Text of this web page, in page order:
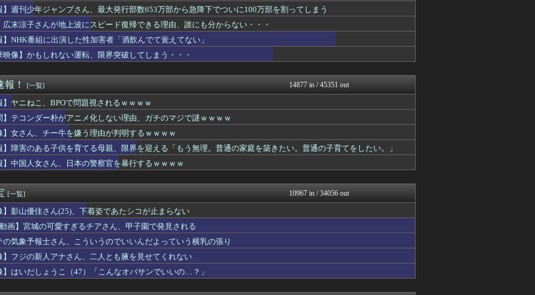
、懲役7年を求刑される
ゴールデンタイムズ
、一般人のツイートに反撃開始ｗｗｗｗｗｗｗｗｗｗｗｗｗ
なんJ PRIDE
美味しかったのよ」私「お取り寄せしたの？」→返ってきた答え...
似したからだろ 〜 【なぜ韓国にはキム姓が多いのか】 韓国の...
いスマホあるらしいね。じゃあデータ管理どうしてるの...
かせまと！
ァン、大谷翔平にブチギレてしまう！！！！！！
NEWSまとめもりー｜2c...
して18時から4試合深夜までやれば涼しいまま試合出来るじゃ...
なんじぇいスタジアム＠なん...
マンガグッズを“大量注文しキャンセル”繰り返したか 女逮捕 ...
ラビット速報
ンプさん、最大発行部数653万部から急降下でついに100万...
相､円安を阻止するために日米の通貨当局が実施した為替介入は...
の党員から銀行口座を作る権利を剥奪、そのせいで皮肉すぎる展...
U-1 NEWS.
運転、限界突破
】夏色の生命、誕生の瞬間！甘々なホットケーキ
トレンドの通り道
に食べられない日本料理第1位wwwwwwwww
、義父から資産一覧を送るよう求められた。数日後には葬儀費用...
修羅場ライフ速報
』の序盤で頑張ってせいれいのよろい買うか？
げぇ速
、胸元ガッツリ衣装でエ○チなYCを堂々披露ｗｗｗｗｗ
女子アナお宝画像速報－5c...
供を育てる母親、限界を迎える「もう無理。普通の家庭を築きた...
事件、幹部の男に懲役20年の有罪判決確定！！！
つに2期がない理由・・・
おたくみくす 声優まとめ
し活ゾーンへ」バスタ新宿～海浜幕張間の高速バスが運行スター...
AKB48タイムズ（AKB...
、たったの30〜90万円と判明ｗｗｗｗｗｗｗｗｗｗｗ
表【令和最新完全版】がヤバすぎる！！！
AVのパッケージにしか見えん商品宣伝画像でも見るか...」
いたしん！
】週刊少年ジャンプさん、最大発行部数653万部から急降下でついに100万部を割ってしまう
広末涼子さんが地上波にスピード復帰できる理由、誰にも分からない・・・
】NHK番組に出演した性加害者「酒飲んでて覚えてない」
映像】かもしれない運転、限界突破してしまう・・・
！ [一覧] 14877 in / 45351 out
】ヤニねこ、BPOで問題視されるｗｗｗｗ
】テコンダー朴がアニメ化しない理由、ガチのマジで謎ｗｗｗｗ
】女さん、チー牛を嫌う理由が判明するｗｗｗｗ
】障害のある子供を育てる母親、限界を迎える「もう無理。普通の家庭を築きたい。普通の子育てをしたい。」
】中国人女さん、日本の警察官を暴行するｗｗｗｗ
[一覧] 10967 in / 34056 out
】影山優佳さん(25)、下着姿であたシコが止まらない
動画】宮城の可愛すぎるチアさん、甲子園で発見される
の気象予報士さん、こういうのでいいんだよっていう横乳の張り
】フジの新人アナさん、二人とも腋を見せてくれない
】はいだしょうこ（47）「こんなオバサンでいいの…？」